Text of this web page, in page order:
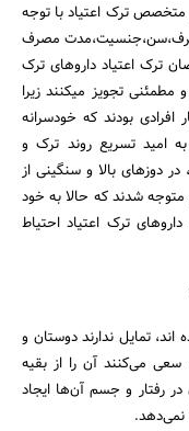
ترک اعتیاد با توجه
مصرف
ترک اعتیاد داروهای ترک
تجویز میکنند زیرا
افرادی بودند که خودسرانه
امید تسریع روند ترک و
دوزهای بالا و سنگینی از
متوجه شدند که حالا به خود
داروهای ترک اعتیاد احتیاط
اند، تمایل ندارند دوستان و
سعی می‌کنند آن را از بقیه
رفتار و جسم آن‌ها ایجاد
نمی‌دهد.